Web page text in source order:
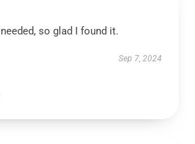
so glad I found it.
Sep 7, 2024